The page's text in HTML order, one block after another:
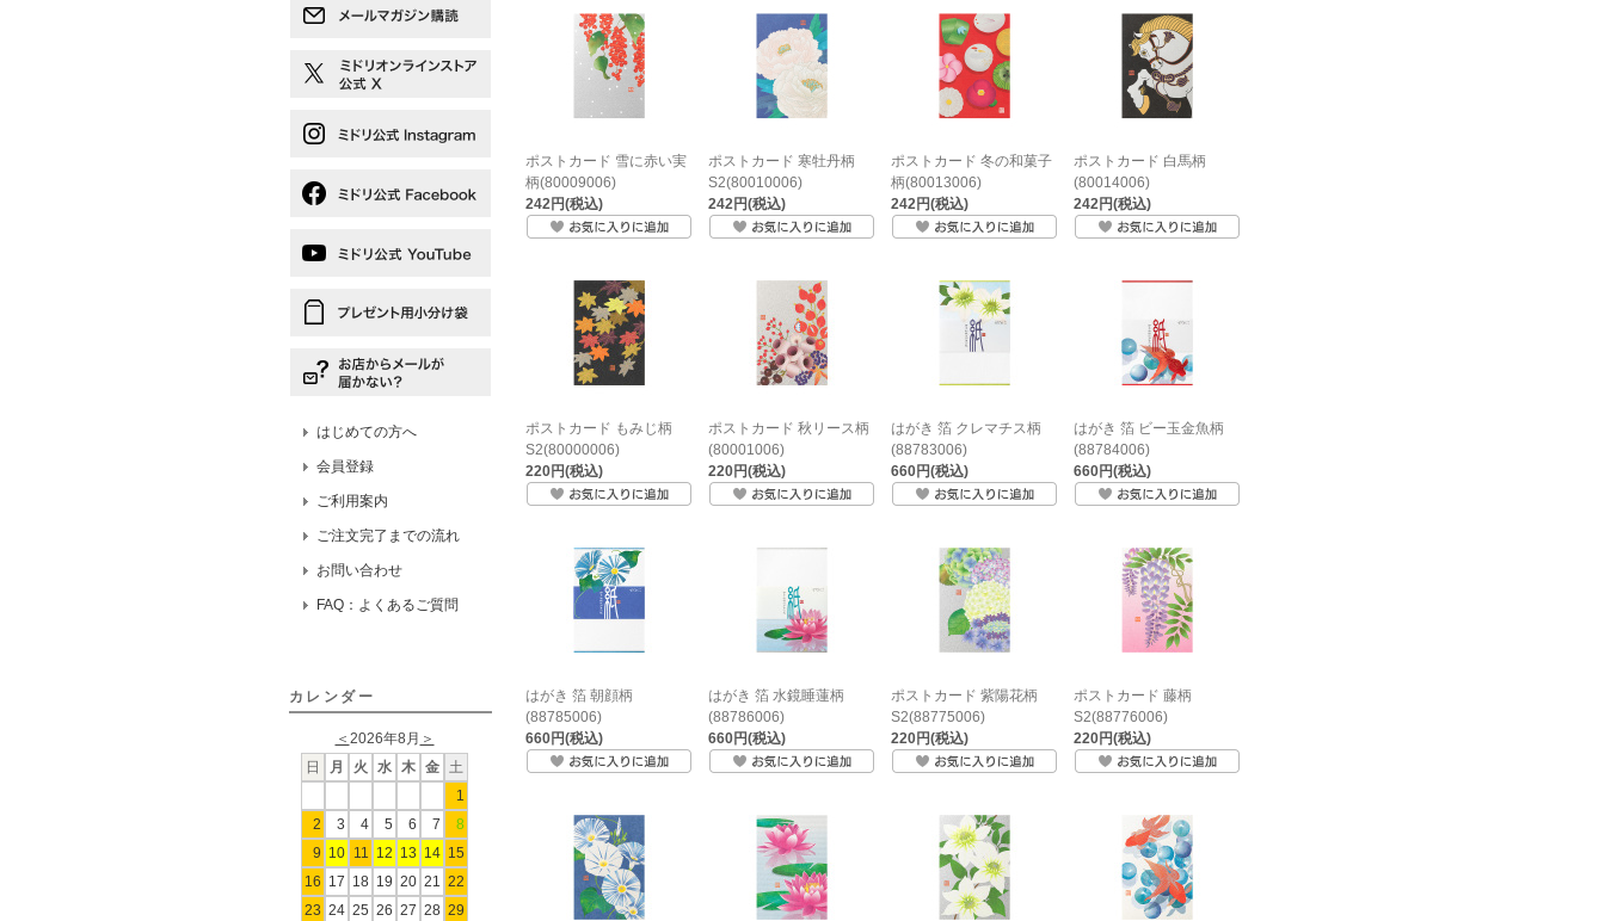
はじめての方へ
会員登録
ご利用案内
ご注文完了までの流れ
お問い合わせ
FAQ：よくあるご質問
カレンダー
＜ 2026年8月 ＞
日
月 火 水 木 金
土
1
2
3 4 5 6 7
8
9 10 11 12 13 14 15
16 17 18 19 20 21
22
23 24 25 26 27 28 29
ポストカード 雪に赤い実
柄(80009006)
242円(税込)
ポストカード 寒牡丹柄
S2(80010006)
242円(税込)
ポストカード 冬の和菓子
柄(80013006)
242円(税込)
ポストカード 白馬柄
(80014006)
242円(税込)
ポストカード もみじ柄
S2(80000006)
220円(税込)
ポストカード 秋リース柄
(80001006)
220円(税込)
はがき 箔 クレマチス柄
(88783006)
660円(税込)
はがき 箔 ビー玉金魚柄
(88784006)
660円(税込)
はがき 箔 朝顔柄
(88785006)
660円(税込)
はがき 箔 水鏡睡蓮柄
(88786006)
660円(税込)
ポストカード 紫陽花柄
S2(88775006)
220円(税込)
ポストカード 藤柄
S2(88776006)
220円(税込)